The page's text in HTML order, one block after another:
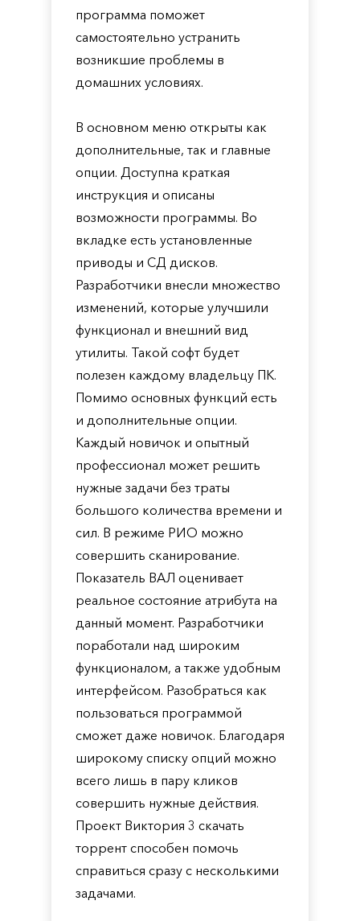
программа поможет
самостоятельно устранить
возникшие проблемы в
домашних условиях.
В основном меню открыты как
дополнительные, так и главные
опции. Доступна краткая
инструкция и описаны
возможности программы. Во
вкладке есть установленные
приводы и СД дисков.
Разработчики внесли множество
изменений, которые улучшили
функционал и внешний вид
утилиты. Такой софт будет
полезен каждому владельцу ПК.
Помимо основных функций есть
и дополнительные опции.
Каждый новичок и опытный
профессионал может решить
нужные задачи без траты
большого количества времени и
сил. В режиме РИО можно
совершить сканирование.
Показатель ВАЛ оценивает
реальное состояние атрибута на
данный момент. Разработчики
поработали над широким
функционалом, а также удобным
интерфейсом. Разобраться как
пользоваться программой
сможет даже новичок. Благодаря
широкому списку опций можно
всего лишь в пару кликов
совершить нужные действия.
Проект Виктория 3 скачать
торрент способен помочь
справиться сразу с несколькими
задачами.